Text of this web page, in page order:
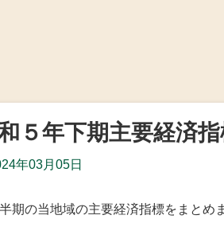
労働保険事務委託
５年下期主要経済
年03月05日
期の当地域の主要経済指標をまとめ